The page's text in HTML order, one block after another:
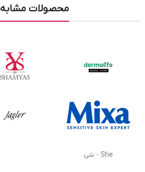
محصولات مشابه
She - شی